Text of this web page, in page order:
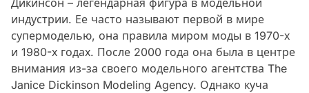
индустрии. Ее часто называют первой в мире
супермоделью, она правила миром моды в 1970-х
и 1980-х годах. После 2000 года она была в центре
внимания из-за своего модельного агентства The
Janice Dickinson Modeling Agency. Однако куча